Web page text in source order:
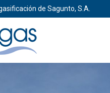
de Sagunto, S.A.